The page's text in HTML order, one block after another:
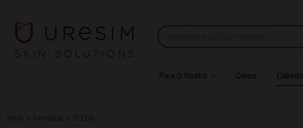
Para O Rostro Óleos Cabello
Início Farmacia ÓLEOS